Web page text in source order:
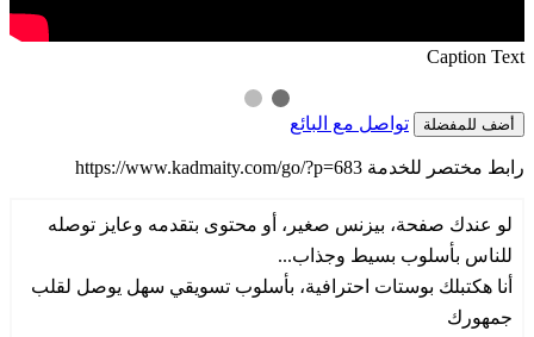
Caption Text
أضف للمفضلة تواصل مع البائع
رابط مختصر للخدمة https://www.kadmaity.com/go/?p=683
لو عندك صفحة، بيزنس صغير، أو محتوى بتقدمه وعايز توصله
للناس بأسلوب بسيط وجذاب...
أنا هكتبلك بوستات احترافية، بأسلوب تسويقي سهل يوصل لقلب
جمهورك